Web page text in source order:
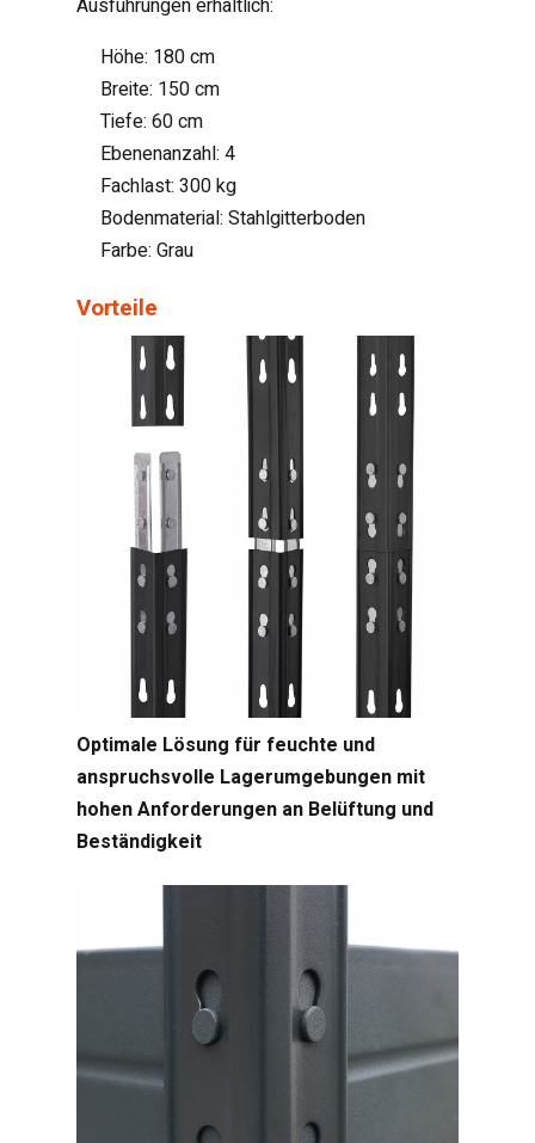
Höhe: 180 cm
Breite: 150 cm
Tiefe: 60 cm
Ebenenanzahl: 4
Fachlast: 300 kg
Bodenmaterial: Stahlgitterboden
Farbe: Grau
Vorteile
Optimale Lösung für feuchte und
anspruchsvolle Lagerumgebungen mit
hohen Anforderungen an Belüftung und
Beständigkeit